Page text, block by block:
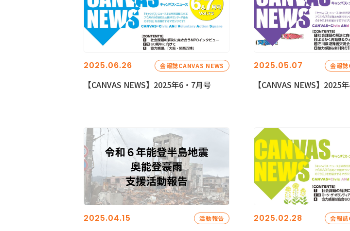
2025.06.26 会報誌CANVAS NEWS
【CANVAS NEWS】2025年6・7月号
2025.05.07 会報誌
【CANVAS NEWS】2025
2025.04.15 活動報告 2025.02.28 会報誌